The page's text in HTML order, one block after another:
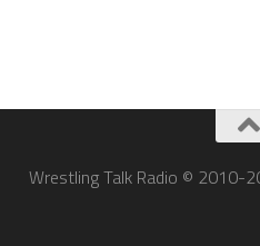
Wrestling Talk Radio © 2010-